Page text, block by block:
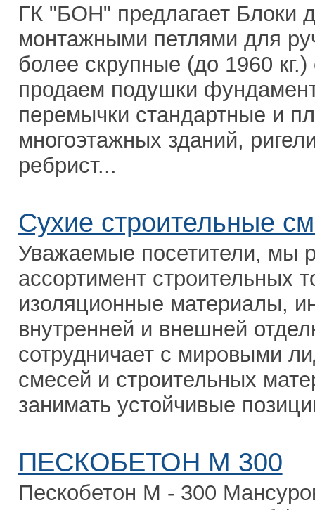
ГК "БОН" предлагает Блоки
монтажными петлями для
более скрупные (до 1960
продаем подушки
перемычки стандартные и
многоэтажных зданий,
ребрист...
Сухие строительные
Уважаемые посетители, мы
ассортимент строительных
изоляционные материалы,
внутренней и внешней
сотрудничает с мировыми
смесей и строительных
занимать устойчивые
ПЕСКОБЕТОН М 300
Пескобетон М - 300